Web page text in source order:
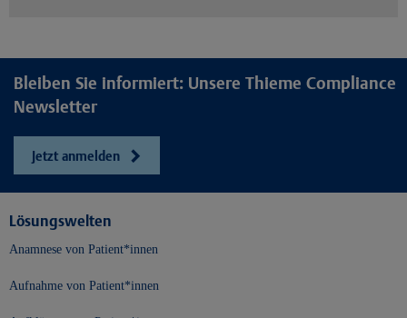
Bleiben Sie informiert: Unsere Thieme Compliance
Newsletter
Jetzt anmelden
Lösungswelten
Anamnese von Patient*innen
Aufnahme von Patient*innen